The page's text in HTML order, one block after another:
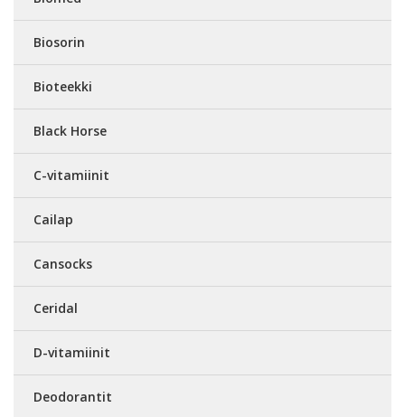
Biosorin
Bioteekki
Black Horse
C-vitamiinit
Cailap
Cansocks
Ceridal
D-vitamiinit
Deodorantit